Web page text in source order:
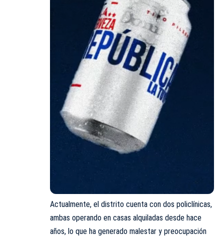
Actualmente, el distrito cuenta con dos policlínicas,
ambas operando en casas alquiladas desde hace
años, lo que ha generado malestar y preocupación